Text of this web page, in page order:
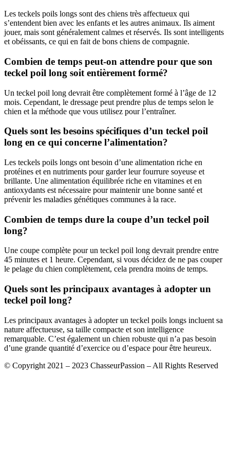
Les teckels poils longs sont des chiens très affectueux qui
s’entendent bien avec les enfants et les autres animaux. Ils aiment
jouer, mais sont généralement calmes et réservés. Ils sont intelligents
et obéissants, ce qui en fait de bons chiens de compagnie.
Combien de temps peut-on attendre pour que son
teckel poil long soit entièrement formé?
Un teckel poil long devrait être complètement formé à l’âge de 12
mois. Cependant, le dressage peut prendre plus de temps selon le
chien et la méthode que vous utilisez pour l’entraîner.
Quels sont les besoins spécifiques d’un teckel poil
long en ce qui concerne l’alimentation?
Les teckels poils longs ont besoin d’une alimentation riche en
protéines et en nutriments pour garder leur fourrure soyeuse et
brillante. Une alimentation équilibrée riche en vitamines et en
antioxydants est nécessaire pour maintenir une bonne santé et
prévenir les maladies génétiques communes à la race.
Combien de temps dure la coupe d’un teckel poil
long?
Une coupe complète pour un teckel poil long devrait prendre entre
45 minutes et 1 heure. Cependant, si vous décidez de ne pas couper
le pelage du chien complètement, cela prendra moins de temps.
Quels sont les principaux avantages à adopter un
teckel poil long?
Les principaux avantages à adopter un teckel poils longs incluent sa
nature affectueuse, sa taille compacte et son intelligence
remarquable. C’est également un chien robuste qui n’a pas besoin
d’une grande quantité d’exercice ou d’espace pour être heureux.
© Copyright 2021 – 2023 ChasseurPassion – All Rights Reserved